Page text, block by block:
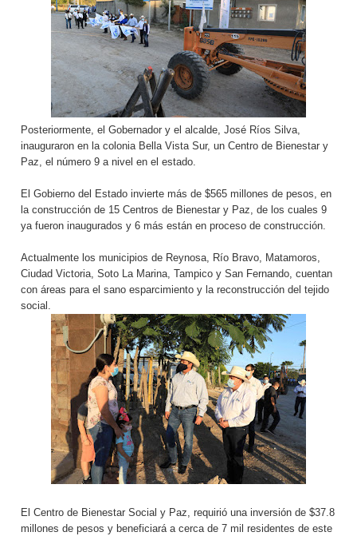
Posteriormente, el Gobernador y el alcalde, José Ríos Silva,
inauguraron en la colonia Bella Vista Sur, un Centro de Bienestar y
Paz, el número 9 a nivel en el estado.
El Gobierno del Estado invierte más de $565 millones de pesos, en
la construcción de 15 Centros de Bienestar y Paz, de los cuales 9
ya fueron inaugurados y 6 más están en proceso de construcción.
Actualmente los municipios de Reynosa, Río Bravo, Matamoros,
Ciudad Victoria, Soto La Marina, Tampico y San Fernando, cuentan
con áreas para el sano esparcimiento y la reconstrucción del tejido
social.
El Centro de Bienestar Social y Paz, requirió una inversión de $37.8
millones de pesos y beneficiará a cerca de 7 mil residentes de este